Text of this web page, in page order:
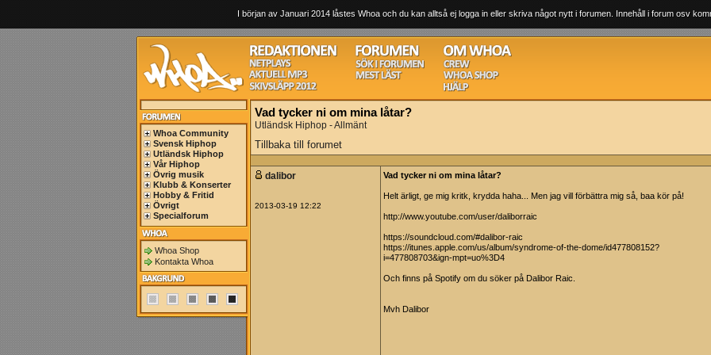
I början av Januari 2014 låstes Whoa och du kan alltså ej logga in eller skriva något nytt i forumen. Innehåll i forum osv
Whoa Community
Svensk Hiphop
Utländsk Hiphop
Vår Hiphop
Övrig musik
Klubb & Konserter
Hobby & Fritid
Övrigt
Specialforum
Whoa Shop
Kontakta Whoa
Vad tycker ni om mina låtar?
Utländsk Hiphop - Allmänt
Tillbaka till forumet
dalibor
2013-03-19 12:22
Vad tycker ni om mina låtar?
Helt ärligt, ge mig kritk, krydda haha... Men jag vill förbättra mig så, baa kör på!
http://www.youtube.com/user/daliborraic
https://soundcloud.com/#dalibor-raic
https://itunes.apple.com/us/album/syndrome-of-the-dome/id477808152?
i=477808703&ign-mpt=uo%3D4
Och finns på Spotify om du söker på Dalibor Raic.
Mvh Dalibor